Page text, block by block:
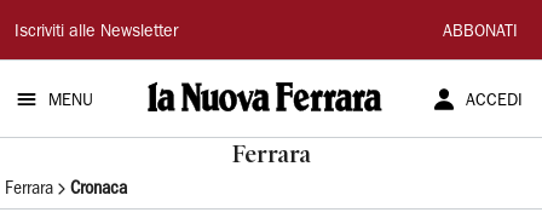
La
Nuova
Ferrara
Iscriviti alle Newsletter ABBONATI
MENU ACCEDI
Ferrara
Ferrara Cronaca